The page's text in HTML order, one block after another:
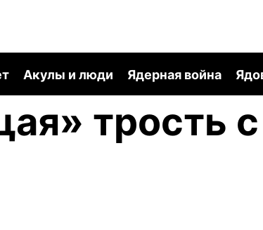
Акулы и люди Ядерная война
трость с